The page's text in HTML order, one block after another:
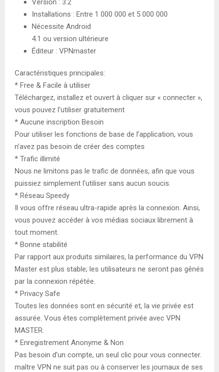
Installations : Entre 1 000 000 et 5 000 000
Nécessite Android
4.1 ou version ultérieure
Éditeur : VPNmaster
Caractéristiques principales:
* Free & Facile à utiliser
Téléchargez, installez et ouvert à cliquer sur « connecter »,
vous pouvez l’utiliser gratuitement
* Aucune inscription Besoin
Pour utiliser les fonctions de base de l’application, vous
n’avez pas besoin de créer des comptes
* Trafic illimité
Nous ne limitons pas le trafic de données, afin que vous
puissiez simplement l’utiliser sans aucun soucis.
* Réseau Speedy
Il vous offre réseau ultra-rapide après la connexion. Ainsi,
vous pouvez accéder à vos médias sociaux librement à
tout moment.
* Bonne stabilité
Par rapport aux produits similaires, la performance du VPN
Master est plus stable; les utilisateurs ne seront pas gênés
par la connexion répétée.
* Privacy Safe
Toutes les données sont en sécurité et, la vie privée est
assurée. Vous êtes complètement privée avec VPN
MASTER.
* Enregistrement Anonyme & Non
Pas besoin d’un compte, un seul clic pour vous connecter.
maître VPN ne suit pas ou à conserver les journaux de ses